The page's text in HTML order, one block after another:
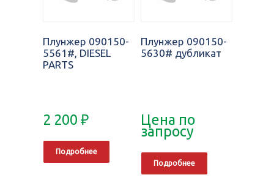
Плунжер 090150-
5561#, DIESEL
PARTS
2 200 ₽
Подробнее
Плунжер 090150-
5630# дубликат
Цена по
запросу
Подробнее